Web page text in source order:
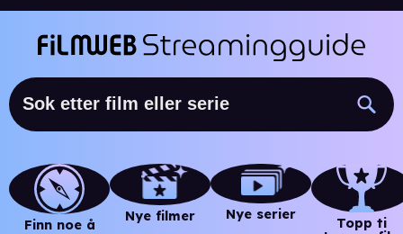
Finn noe å
Nye filmer Nye serier
Topp ti